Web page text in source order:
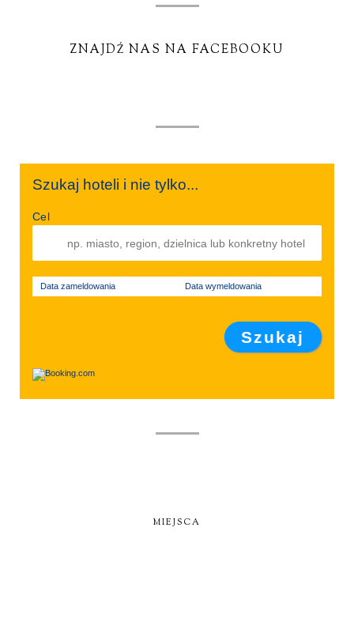
ZNAJDŹ NAS NA FACEBOOKU
Szukaj hoteli i nie tylko...
Cel
Data zameldowania Data wymeldowania
MIEJSCA